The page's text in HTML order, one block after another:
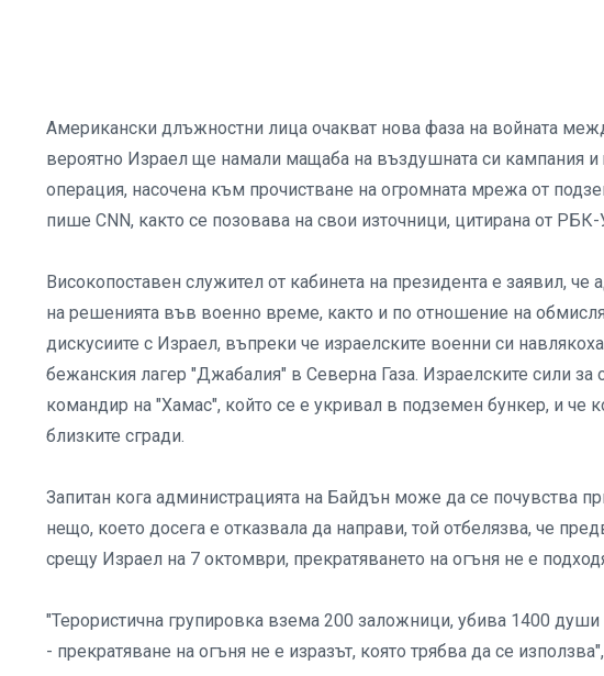
Американски длъжностни лица очакват нова фаза на войната
вероятно Израел ще намали мащаба на въздушната си кампания и
операция, насочена към прочистване на огромната мрежа от
пише CNN, както се позовава на свои източници, цитирана от РБК-
Високопоставен служител от кабинета на президента е заявил,
на решенията във военно време, както и по отношение на
дискусиите с Израел, въпреки че израелските военни си
бежанския лагер "Джабалия" в Северна Газа. Израелските сили за
командир на "Хамас", който се е укривал в подземен бункер, и че
близките сгради.
Запитан кога администрацията на Байдън може да се почувства
нещо, което досега е отказвала да направи, той отбелязва, че
срещу Израел на 7 октомври, прекратяването на огъня не е
"Терористична групировка взема 200 заложници, убива 1400
- прекратяване на огъня не е изразът, която трябва да се